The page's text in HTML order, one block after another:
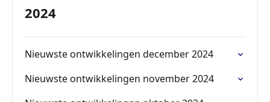
2024
Nieuwste ontwikkelingen december 2024
Nieuwste ontwikkelingen november 2024